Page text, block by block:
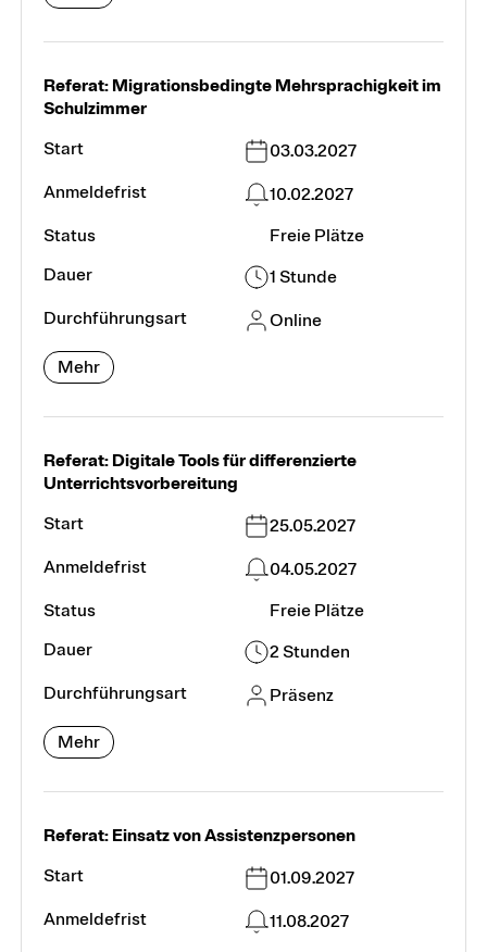
Referat: Migrationsbedingte Mehrsprachigkeit im
Schulzimmer
03.03.2027
10.02.2027
Freie Plätze
1 Stunde
Online
Mehr
Referat: Digitale Tools für differenzierte
Unterrichtsvorbereitung
25.05.2027
04.05.2027
Freie Plätze
2 Stunden
Präsenz
Mehr
Referat: Einsatz von Assistenzpersonen
01.09.2027
11.08.2027